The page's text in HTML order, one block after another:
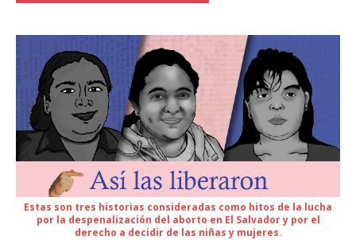
Estas son tres historias consideradas como hitos de la lucha
por la despenalización del aborto en El Salvador y por el
derecho a decidir de las niñas y mujeres.